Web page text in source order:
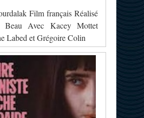
Film français Réalisé
Beau Avec Kacey Mottet
Labed et Grégoire Colin